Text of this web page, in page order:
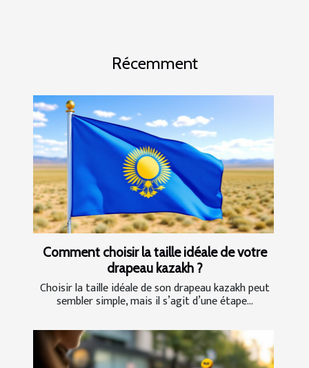
Récemment
Comment choisir la taille idéale de votre
drapeau kazakh ?
Choisir la taille idéale de son drapeau kazakh peut
sembler simple, mais il s’agit d’une étape...